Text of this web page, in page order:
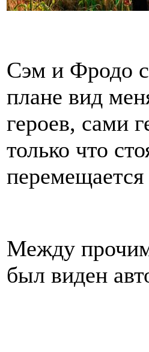
Сэм и Фродо
плане вид
героев, сами
только что
перемещается
Между
был виден